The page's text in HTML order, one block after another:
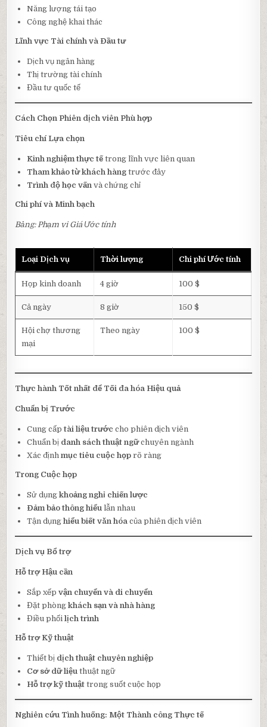
Năng lượng tái tạo
Công nghệ khai thác
Lĩnh vực Tài chính và Đầu tư
Dịch vụ ngân hàng
Thị trường tài chính
Đầu tư quốc tế
Cách Chọn Phiên dịch viên Phù hợp
Tiêu chí Lựa chọn
Kinh nghiệm thực tế trong lĩnh vực liên quan
Tham khảo từ khách hàng trước đây
Trình độ học vấn và chứng chỉ
Chi phí và Minh bạch
Bảng: Phạm vi Giá Ước tính
Loại Dịch vụ Thời lượng Chi phí Ước tính
Họp kinh doanh 4 giờ 100 $
Cả ngày 8 giờ 150 $
Hội chợ thương
mại
Theo ngày 100 $
Thực hành Tốt nhất để Tối đa hóa Hiệu quả
Chuẩn bị Trước
Cung cấptài liệu trước cho phiên dịch viên
Chuẩn bị danh sách thuật ngữchuyên ngành
Xác địnhmục tiêu cuộc họp rõ ràng
Trong Cuộc họp
Sử dụngkhoảng nghỉ chiến lược
Đảm bảo thông hiểu lẫn nhau
Tận dụnghiểu biết văn hóa của phiên dịch viên
Dịch vụ Bổ trợ
Hỗ trợ Hậu cần
Sắp xếpvận chuyển và di chuyển
Đặt phòngkhách sạn và nhà hàng
Điều phốilịch trình
Hỗ trợ Kỹ thuật
Thiết bị dịch thuật chuyên nghiệp
Cơ sở dữ liệu thuật ngữ
Hỗ trợ kỹ thuật trong suốt cuộc họp
Nghiên cứu Tình huống: Một Thành công Thực tế